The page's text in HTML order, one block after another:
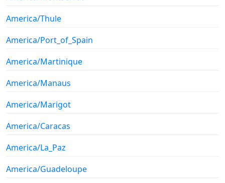
America/Thule
America/Port_of_Spain
America/Martinique
America/Manaus
America/Marigot
America/Caracas
America/La_Paz
America/Guadeloupe